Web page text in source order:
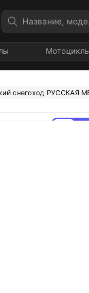
снегоход РУССКАЯ
30